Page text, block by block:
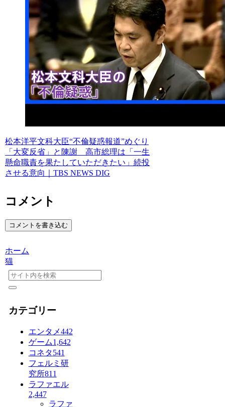
松本洋平文科大臣“不倫疑惑報道”めぐり
「大変反省」と陳謝 高市総理は「一生
懸命職責を果たしていただきたい」続投
させる意向｜TBS NEWS DIG
コメント
コメントを書き込む
ホーム
猫
カテゴリー
エンタメ442
ゲーム1,642
コネタ541
フェルミ研
究所811
ラファエル
2,447
ラファ